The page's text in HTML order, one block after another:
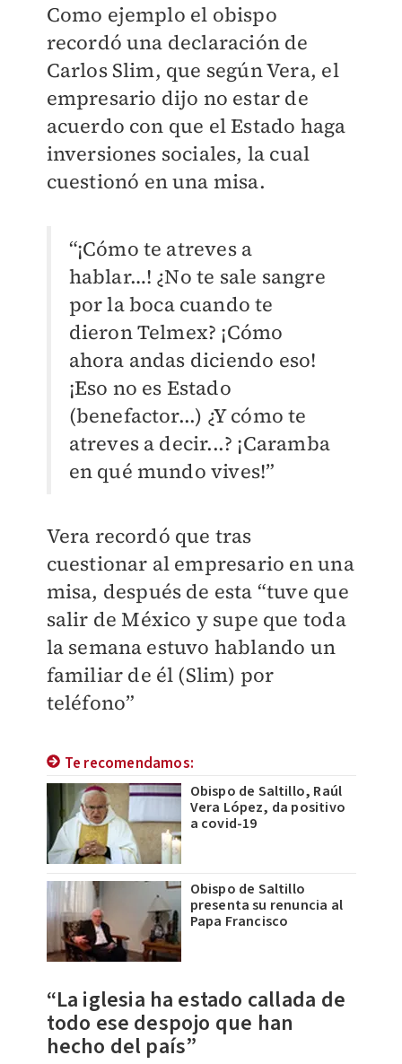
Como ejemplo el obispo
recordó una declaración de
Carlos Slim, que según Vera, el
empresario dijo no estar de
acuerdo con que el Estado haga
inversiones sociales, la cual
cuestionó en una misa.
“¡Cómo te atreves a
hablar…! ¿No te sale sangre
por la boca cuando te
dieron Telmex? ¡Cómo
ahora andas diciendo eso!
¡Eso no es Estado
(benefactor...) ¿Y cómo te
atreves a decir...? ¡Caramba
en qué mundo vives!”
Vera recordó que tras
cuestionar al empresario en una
misa, después de esta “tuve que
salir de México y supe que toda
la semana estuvo hablando un
familiar de él (Slim) por
teléfono”
Te recomendamos:
Obispo de Saltillo, Raúl
Vera López, da positivo
a covid-19
Obispo de Saltillo
presenta su renuncia al
Papa Francisco
“La iglesia ha estado callada de
todo ese despojo que han
hecho del país”